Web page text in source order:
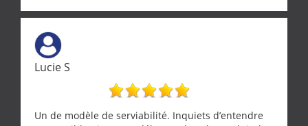
Lucie S
Un de modèle de serviabilité. Inquiets d’entendre